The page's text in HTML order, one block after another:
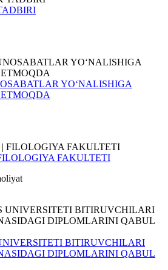
YO‘NALISHIGA
FAKULTETI
BITIRUVCHILARI
DIPLOMLARINI QABUL